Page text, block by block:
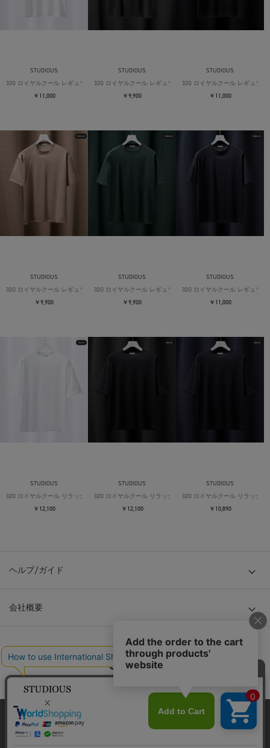
STUDIOUS
32G ロイヤルクール レギュラーTシャツ
￥11,000
STUDIOUS
32G ロイヤルクール レギュラーTシャツ
￥9,900
STUDIOUS
32G ロイヤルクール レギュラー
￥11,000
STUDIOUS
32G ロイヤルクール レギュラーTシャツ
￥9,900
STUDIOUS
32G ロイヤルクール レギュラーTシャツ
￥9,900
STUDIOUS
32G ロイヤルクール レギュラー
￥11,000
STUDIOUS
32G ロイヤルクール リラックスTシャツ
￥12,100
STUDIOUS
32G ロイヤルクール リラックスTシャツ
￥12,100
STUDIOUS
32G ロイヤルクール リラックス
￥10,890
ヘルプ/ガイド
会社概要
© TOKYO BASE CO., LTD
当サイトはクッキー(cookie)を使用します。クッキーはサイト内
の一部の機能および、サイトの使用状況の分析からマーケティ
ング活動に利用することを目的としています。